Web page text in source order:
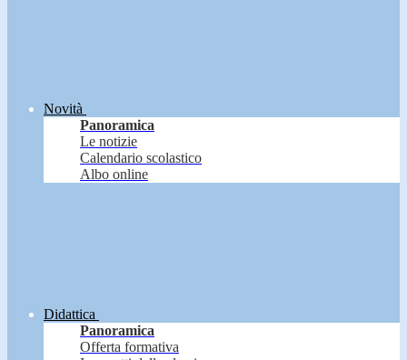
Novità
Panoramica
Le notizie
Calendario scolastico
Albo online
Didattica
Panoramica
Offerta formativa